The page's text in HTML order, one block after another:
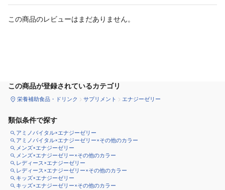
この商品のレビューはまだありません。
この商品が登録されているカテゴリ
栄養補助食品・ドリンク サプリメント エナジーゼリー
類似条件で探す
アミノバイタル×エナジーゼリー
アミノバイタル×エナジーゼリー×その他のカラー
メンズ×エナジーゼリー
メンズ×エナジーゼリー×その他のカラー
レディース×エナジーゼリー
レディース×エナジーゼリー×その他のカラー
キッズ×エナジーゼリー
キッズ×エナジーゼリー×その他のカラー